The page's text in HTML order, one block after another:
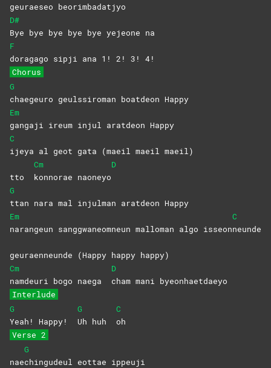
geuraeseo beorimbadatjyo
D#
Bye bye bye bye bye yejeone na
F
doragago sipji ana 1! 2! 3! 4!
Chorus
G
chaegeuro geulssiroman boatdeon Happy
Em
gangaji ireum injul aratdeon Happy
C
ijeya al geot gata (maeil maeil maeil)
tto
Cm
konnorae naoneyo
D
G
ttan nara mal injulman aratdeon Happy
Em
narangeun sanggwaneomneun malloman algo isseon
C
neunde
geuraenneunde (Happy happy happy)
Cm
namdeuri bogo naega
D
cham mani byeonhaetdaeyo
Interlude
G
Yeah! Happy!
G
Uh huh
C
oh
Verse 2
nae
G
chingudeul eottae ippeuji